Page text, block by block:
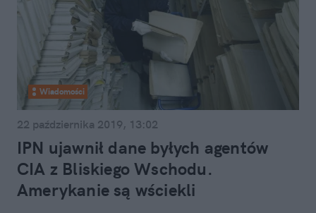
Wiadomości
22 października 2019, 13:02
IPN ujawnił dane byłych agentów
CIA z Bliskiego Wschodu.
Amerykanie są wściekli